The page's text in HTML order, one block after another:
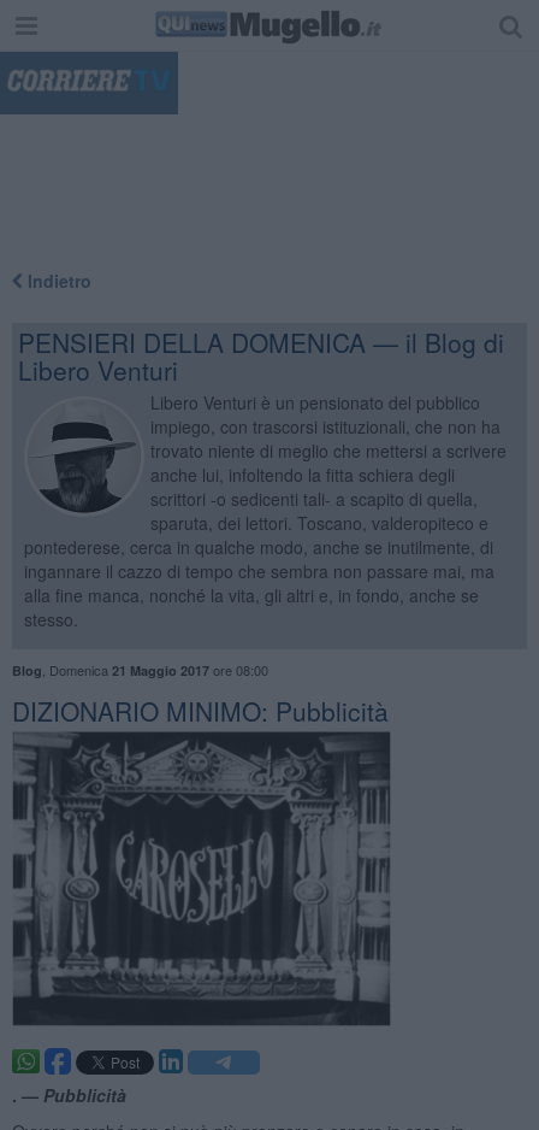
Indietro
PENSIERI DELLA DOMENICA — il Blog di
Libero Venturi
Libero Venturi è un pensionato del pubblico
impiego, con trascorsi istituzionali, che non ha
trovato niente di meglio che mettersi a scrivere
anche lui, infoltendo la fitta schiera degli
scrittori -o sedicenti tali- a scapito di quella,
sparuta, dei lettori. Toscano, valderopiteco e
pontederese, cerca in qualche modo, anche se inutilmente, di
ingannare il cazzo di tempo che sembra non passare mai, ma
alla fine manca, nonché la vita, gli altri e, in fondo, anche se
stesso.
Blog Domenica 21 Maggio 2017ore 08:00
DIZIONARIO MINIMO: Pubblicità
. — Pubblicità